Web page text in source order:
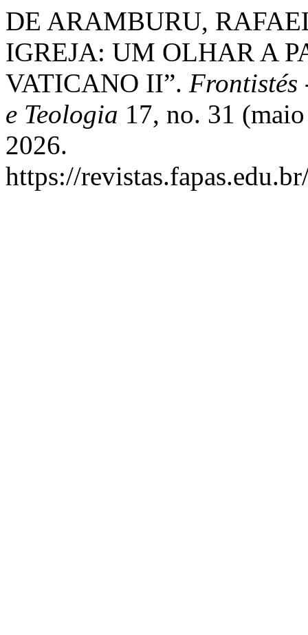
DE ARAMBURU,
IGREJA: UM OLHAR A
VATICANO II”. Frontistés
e Teologia 17, no. 31
2026.
https://